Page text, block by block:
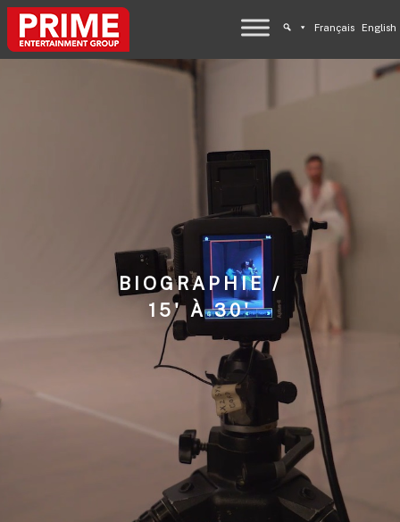
Français English
BIOGRAPHIE /
15' À 30'